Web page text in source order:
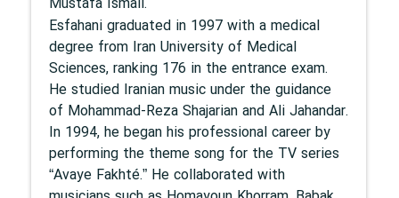
Esfahani graduated in 1997 with a medical
degree from Iran University of Medical
Sciences, ranking 176 in the entrance exam.
He studied Iranian music under the guidance
of Mohammad-Reza Shajarian and Ali Jahandar.
In 1994, he began his professional career by
performing the theme song for the TV series
“Avaye Fakhté.” He collaborated with